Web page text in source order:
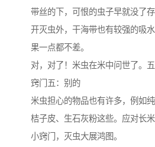
带丝的下，可恨的虫子早就没了
开灭虫外，干海带也有较强的吸
果一点都不差。
对，对了！米虫在米中问世了。
窍门五：别的
米虫担心的物品也有许多，例如
桔子皮、生石灰粉这些。应对长
小窍门，灭虫大展鸿图。